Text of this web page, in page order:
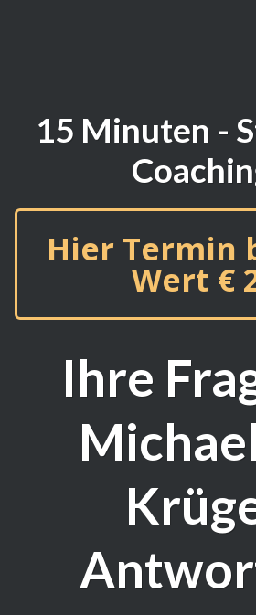
15 Minuten -
Hier Termin
Wert €
Ihre